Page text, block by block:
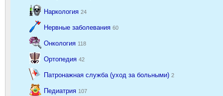
Наркология 24
Нервные заболевания 60
Онкология 118
Ортопедия 42
Патронажная служба (уход за больными) 2
Педиатрия 107